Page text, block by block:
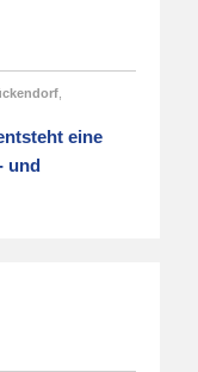
eine
und